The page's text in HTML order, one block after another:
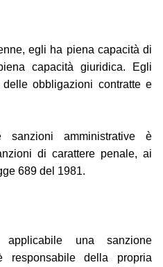
egli ha piena capacità di
capacità giuridica. Egli
obbligazioni contratte e
amministrative è
di carattere penale, ai
689 del 1981.
una sanzione
responsabile della propria